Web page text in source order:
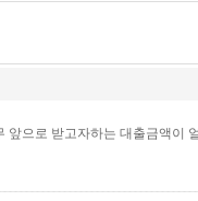
앞으로 받고자하는 대출금액이